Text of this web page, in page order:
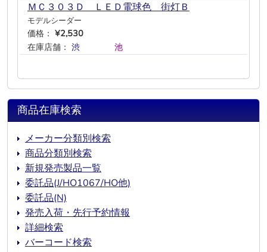
ＭＣ３０３Ｄ ＬＥＤ電球色 街灯Ｂ
モデルシーダー
価格： ¥2,530
在庫店舗： 渋 池
商品在庫検索
メーカー分類別検索
商品分類別検索
新規発売製品一覧
委託品(J/HO1067/HO他)
委託品(N)
発売入荷・先行予約情報
詳細検索
バーコード検索